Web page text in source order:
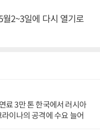
2~3일에 다시 열기로
료 3만 톤 한국에서 러시아
이나의 공격에 수요 늘어